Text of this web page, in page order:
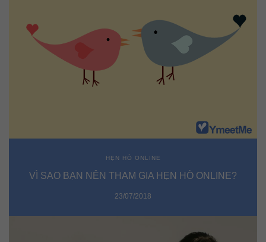
HẸN HÒ ONLINE
VÌ SAO BẠN NÊN THAM GIA HẸN HÒ ONLINE?
23/07/2018